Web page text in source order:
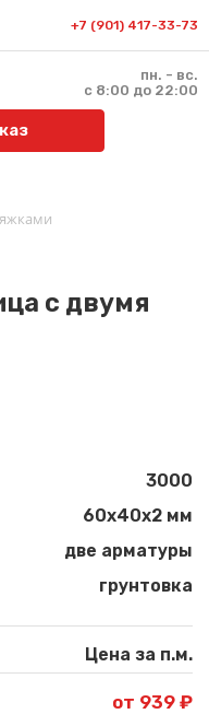
+7 (901) 417-33-73
пн. - вс.
с 8:00 до 22:00
с двумя
3000
60х40х2 мм
две арматуры
грунтовка
Цена за п.м.
от 939 ₽